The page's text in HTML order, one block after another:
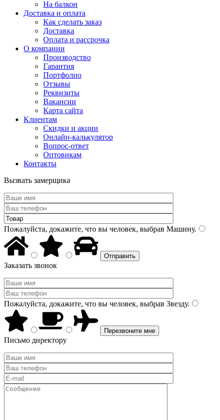
На балкон
Доставка и оплата
Как сделать заказ
Доставка
Оплата и рассрочка
О компании
Производство
Гарантия
Портфолио
Отзывы
Реквизиты
Вакансии
Карта сайта
Клиентам
Скидки и акции
Онлайн-калькулятор
Вопрос-ответ
Оптовикам
Контакты
Вызвать замерщика
Пожалуйста, докажите, что вы человек, выбрав Машину.
Заказать звонок
Пожалуйста, докажите, что вы человек, выбрав Звезду.
Письмо директору